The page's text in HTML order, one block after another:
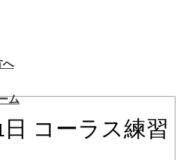
へ
ム
日 コーラス練習